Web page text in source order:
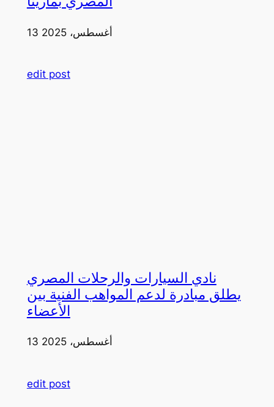
13 أغسطس، 2025
edit post
نادي السيارات والرحلات المصري
يطلق مبادرة لدعم المواهب الفنية بين
الأعضاء
13 أغسطس، 2025
edit post